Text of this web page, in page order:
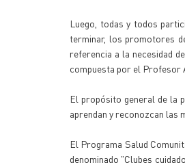
Luego, todas y todos
terminar, los promotores
referencia a la necesidad
compuesta por el Profesor
El propósito general de la
aprendan y reconozcan las
El Programa Salud
denominado "Clubes